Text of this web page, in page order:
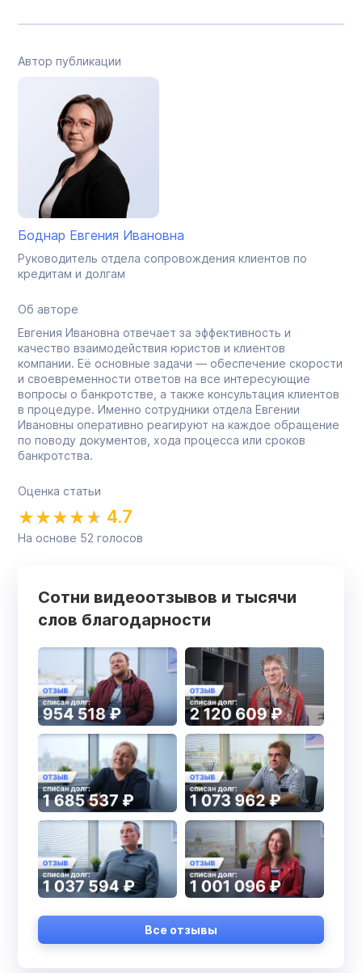
Автор публикации
Боднар Евгения Ивановна
Руководитель отдела сопровождения клиентов по
кредитам и долгам
Об авторе
Евгения Ивановна отвечает за эффективность и
качество взаимодействия юристов и клиентов
компании. Её основные задачи — обеспечение скорости
и своевременности ответов на все интересующие
вопросы о банкротстве, а также консультация клиентов
в процедуре. Именно сотрудники отдела Евгении
Ивановны оперативно реагируют на каждое обращение
по поводу документов, хода процесса или сроков
банкротства.
Оценка статьи
4.7
На основе 52 голосов
Сотни видеоотзывов и тысячи
слов благодарности
Все отзывы